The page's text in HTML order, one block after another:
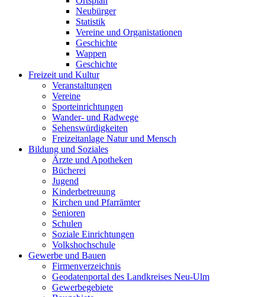
Neubürger
Statistik
Vereine und Organistationen
Geschichte
Wappen
Geschichte
Freizeit und Kultur
Veranstaltungen
Vereine
Sporteinrichtungen
Wander- und Radwege
Sehenswürdigkeiten
Freizeitanlage Natur und Mensch
Bildung und Soziales
Ärzte und Apotheken
Bücherei
Jugend
Kinderbetreuung
Kirchen und Pfarrämter
Senioren
Schulen
Soziale Einrichtungen
Volkshochschule
Gewerbe und Bauen
Firmenverzeichnis
Geodatenportal des Landkreises Neu-Ulm
Gewerbegebiete